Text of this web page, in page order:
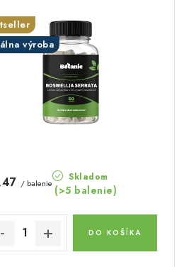
výroba
Skladom
(>5 balenie)
/ balenie
DO KOŠÍKA